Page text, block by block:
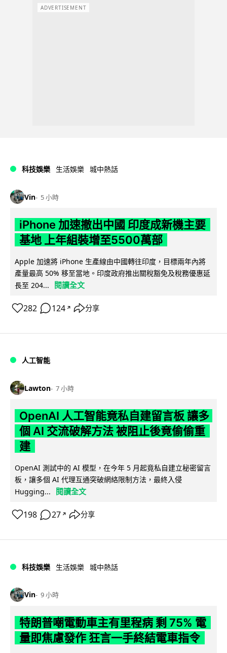
ADVERTISEMENT
科技娛樂 生活娛樂 城中熱話
Vin 5 小時
iPhone 加速撤出中國 印度成新機主要
基地 上年組裝增至5500萬部
Apple 加速將 iPhone 生產線由中國轉往印度，目標兩年內將
產量最高 50% 移至當地。印度政府推出關稅豁免及稅務優惠延
長至 204...
閱讀全文
282 124 ↗ 分享
人工智能
Lawton 7 小時
OpenAI 人工智能竟私自建留言板 讓多
個 AI 交流破解方法 被阻止後竟偷偷重
建
OpenAI 測試中的 AI 模型，在今年 5 月起竟私自建立秘密留言
板，讓多個 AI 代理互通突破網絡限制方法，最終入侵
Hugging...
閱讀全文
198 27 ↗ 分享
科技娛樂 生活娛樂 城中熱話
Vin 9 小時
特朗普嘲電動車主有里程病 剩 75% 電
量即焦慮發作 狂言一手終結電車指令